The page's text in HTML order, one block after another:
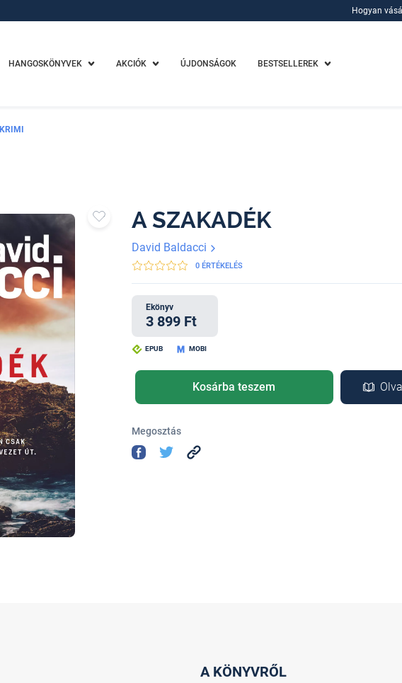
Hogyan
HANGOSKÖNYVEK AKCIÓK ÚJDONSÁGOK BESTSELLEREK
KRIMI
A SZAKADÉK
David Baldacci
0 ÉRTÉKELÉS
Ekönyv
3 899 Ft
EPUB MOBI
Kosárba teszem
Megosztás
A KÖNYVRŐL